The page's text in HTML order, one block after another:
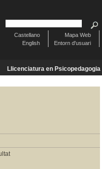
Mapa Web
Entorn d'usuari
Castellano
English
Llicenciatura en Psicopedagogia